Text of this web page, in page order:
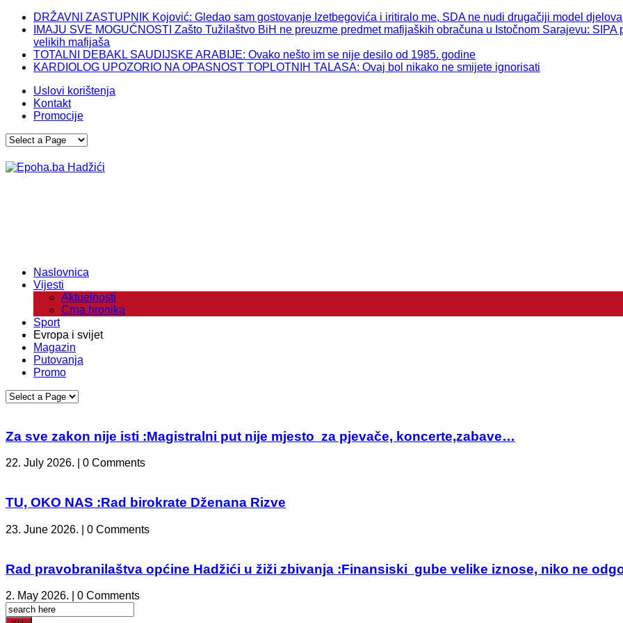
DRŽAVNI ZASTUPNIK Kojović: Gledao sam gostovanje Izetbegovića i iritiralo me, SDA ne nudi drugačiji model
IMAJU SVE MOGUĆNOSTI Zašto Tužilaštvo BiH ne preuzme predmet mafijaških obračuna u Istočnom Sarajevu:
velikih mafijaša
TOTALNI DEBAKL SAUDIJSKE ARABIJE: Ovako nešto im se nije desilo od 1985. godine
KARDIOLOG UPOZORIO NA OPASNOST TOPLOTNIH TALASA: Ovaj bol nikako ne smijete ignorisati
Uslovi korištenja
Kontakt
Promocije
Naslovnica
Vijesti
Aktuelnosti
Crna hronika
Sport
Evropa i svijet
Magazin
Putovanja
Promo
Za sve zakon nije isti :Magistralni put nije mjesto za pjevače, koncerte,zabave…
22. July 2026. | 0 Comments
TU, OKO NAS :Rad birokrate Dženana Rizve
23. June 2026. | 0 Comments
Rad pravobranilaštva općine Hadžići u žiži zbivanja :Finansiski gube velike iznose, niko ne
2. May 2026. | 0 Comments